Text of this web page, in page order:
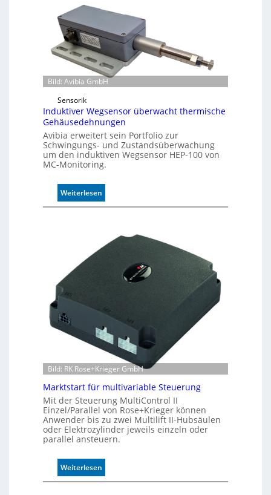
f
r
o
d
u
l
m
i
t
2
0
u
n
4
Bild: Avibia GmbH
Sensorik
Induktiver Wegsensor überwacht thermische
Gehäusedehnungen
Avibia erweitert sein Portfolio zur
Schwingungs- und Zustandsüberwachung
um den induktiven Wegsensor HEP-100 von
MC-Monitoring.
Weiterlesen
I
k
W
e
g
s
e
n
s
o
r
ü
b
e
r
a
Bild: RK Rose+Krieger GmbH
Marktstart für multivariable Steuerung
Mit der Steuerung MultiControl II
Einzel/Parallel von Rose+Krieger können
Anwender bis zu zwei Multilift II-Hubsäulen
oder Elektrozylinder jeweils einzeln oder
parallel ansteuern.
Weiterlesen
M